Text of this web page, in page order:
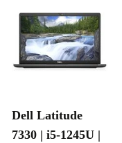
Dell Latitude
7330 | i5-1245U |